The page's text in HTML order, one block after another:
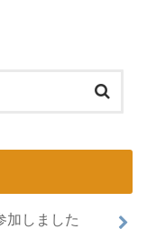
加しました